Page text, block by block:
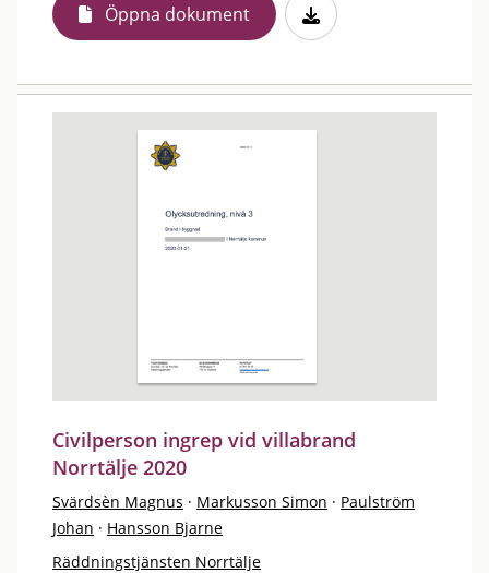
Öppna dokument
Civilperson ingrep vid villabrand
Norrtälje 2020
Svärdsèn Magnus · Markusson Simon · Paulström
Johan · Hansson Bjarne
Räddningstjänsten Norrtälje